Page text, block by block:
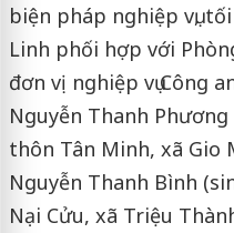
biện pháp nghiệp vụ,
Linh phối hợp với
đơn vị nghiệp vụ Công
Nguyễn Thanh
thôn Tân Minh, xã Gio
Nguyễn Thanh Bình
Nại Cửu, xã Triệu